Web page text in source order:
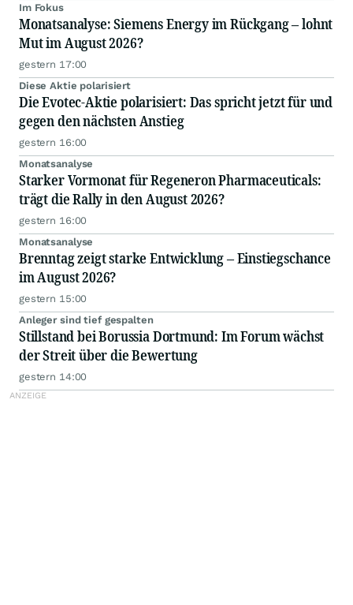
Im Fokus
Monatsanalyse: Siemens Energy im Rückgang – lohnt
Mut im August 2026?
gestern 17:00
Diese Aktie polarisiert
Die Evotec-Aktie polarisiert: Das spricht jetzt für und
gegen den nächsten Anstieg
gestern 16:00
Monatsanalyse
Starker Vormonat für Regeneron Pharmaceuticals:
trägt die Rally in den August 2026?
gestern 16:00
Monatsanalyse
Brenntag zeigt starke Entwicklung – Einstiegschance
im August 2026?
gestern 15:00
Anleger sind tief gespalten
Stillstand bei Borussia Dortmund: Im Forum wächst
der Streit über die Bewertung
gestern 14:00